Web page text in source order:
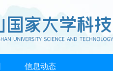
信息动态